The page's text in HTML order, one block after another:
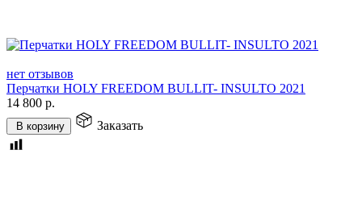
нет отзывов
Перчатки HOLY FREEDOM BULLIT- INSULTO 2021
14 800 р.
В корзину Заказать